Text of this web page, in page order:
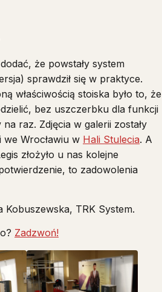
że powstały system
sprawdził się w praktyce.
właściwością stoiska było to, że
bez uszczerbku dla funkcji
raz. Zdjęcia w galerii zostały
Wrocławiu w Hali Stulecia. A
złożyło u nas kolejne
to zadowolenia
Kobuszewska, TRK System.
Zadzwoń!